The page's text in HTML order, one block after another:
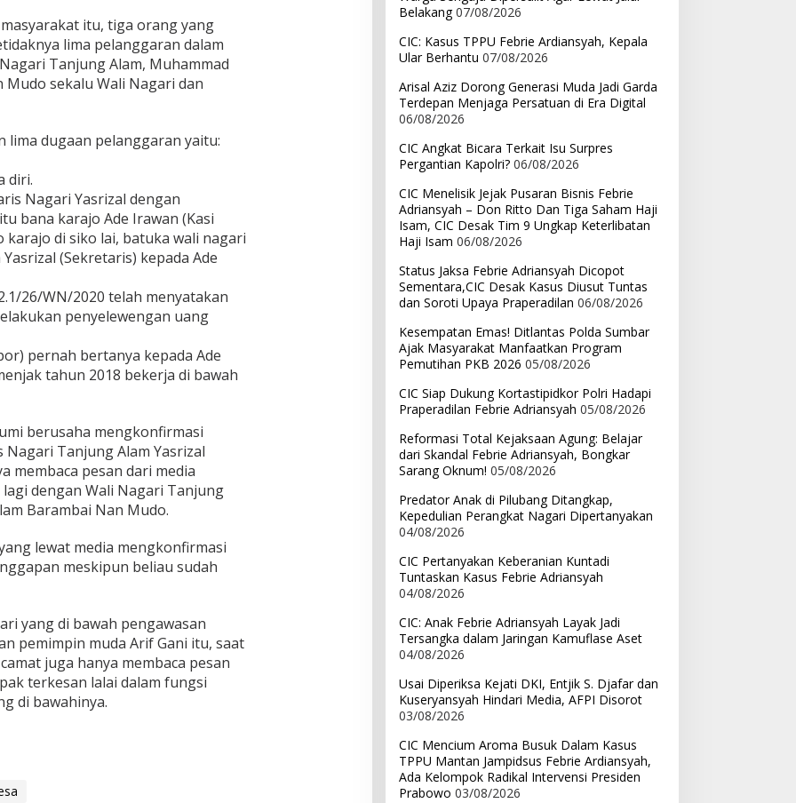
itu, tiga orang yang
lima pelanggaran dalam
Tanjung Alam, Muhammad
Mudo sekalu Wali Nagari dan
lima dugaan pelanggaran yaitu:
diri.
Nagari Yasrizal dengan
bana karajo Ade Irawan (Kasi
karajo di siko lai, batuka wali nagari
(Sekretaris) kepada Ade
26/WN/2020 telah menyatakan
penyelewengan uang
pernah bertanya kepada Ade
tahun 2018 bekerja di bawah
berusaha mengkonfirmasi
Tanjung Alam Yasrizal
membaca pesan dari media
dengan Wali Nagari Tanjung
Barambai Nan Mudo.
lewat media mengkonfirmasi
meskipun beliau sudah
yang di bawah pengawasan
pemimpin muda Arif Gani itu, saat
juga hanya membaca pesan
terkesan lalai dalam fungsi
di bawahinya.
Belakang 07/08/2026
CIC: Kasus TPPU Febrie Ardiansyah, Kepala
Ular Berhantu 07/08/2026
Arisal Aziz Dorong Generasi Muda Jadi Garda
Terdepan Menjaga Persatuan di Era Digital
06/08/2026
CIC Angkat Bicara Terkait Isu Surpres
Pergantian Kapolri? 06/08/2026
CIC Menelisik Jejak Pusaran Bisnis Febrie
Adriansyah – Don Ritto Dan Tiga Saham Haji
Isam, CIC Desak Tim 9 Ungkap Keterlibatan
Haji Isam 06/08/2026
Status Jaksa Febrie Adriansyah Dicopot
Sementara,CIC Desak Kasus Diusut Tuntas
dan Soroti Upaya Praperadilan 06/08/2026
Kesempatan Emas! Ditlantas Polda Sumbar
Ajak Masyarakat Manfaatkan Program
Pemutihan PKB 2026 05/08/2026
CIC Siap Dukung Kortastipidkor Polri Hadapi
Praperadilan Febrie Adriansyah 05/08/2026
Reformasi Total Kejaksaan Agung: Belajar
dari Skandal Febrie Adriansyah, Bongkar
Sarang Oknum! 05/08/2026
Predator Anak di Pilubang Ditangkap,
Kepedulian Perangkat Nagari Dipertanyakan
04/08/2026
CIC Pertanyakan Keberanian Kuntadi
Tuntaskan Kasus Febrie Adriansyah
04/08/2026
CIC: Anak Febrie Adriansyah Layak Jadi
Tersangka dalam Jaringan Kamuflase Aset
04/08/2026
Usai Diperiksa Kejati DKI, Entjik S. Djafar dan
Kuseryansyah Hindari Media, AFPI Disorot
03/08/2026
CIC Mencium Aroma Busuk Dalam Kasus
TPPU Mantan Jampidsus Febrie Ardiansyah,
Ada Kelompok Radikal Intervensi Presiden
Prabowo 03/08/2026